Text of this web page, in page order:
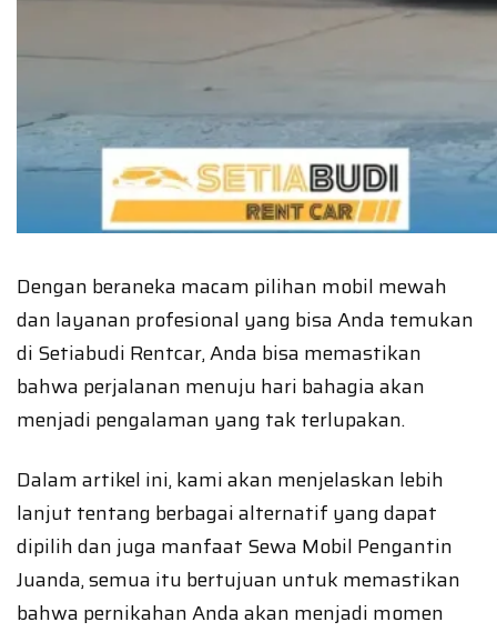
Dengan beraneka macam pilihan mobil mewah
dan layanan profesional yang bisa Anda temukan
di Setiabudi Rentcar, Anda bisa memastikan
bahwa perjalanan menuju hari bahagia akan
menjadi pengalaman yang tak terlupakan.
Dalam artikel ini, kami akan menjelaskan lebih
lanjut tentang berbagai alternatif yang dapat
dipilih dan juga manfaat Sewa Mobil Pengantin
Juanda, semua itu bertujuan untuk memastikan
bahwa pernikahan Anda akan menjadi momen